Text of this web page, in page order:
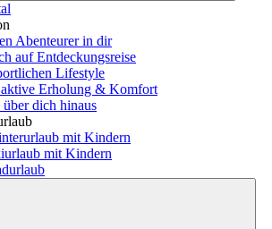
Abenteurer in dir
auf Entdeckungsreise
Lifestyle
aktive Erholung & Komfort
über dich hinaus
mit Kindern
mit Kindern